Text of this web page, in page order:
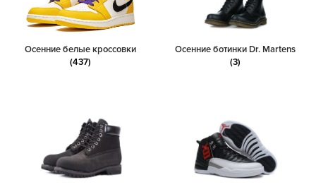
Осенние белые кроссовки
(437)
Осенние ботинки Dr. Martens
(3)